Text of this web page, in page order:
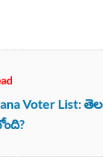
Voter List: